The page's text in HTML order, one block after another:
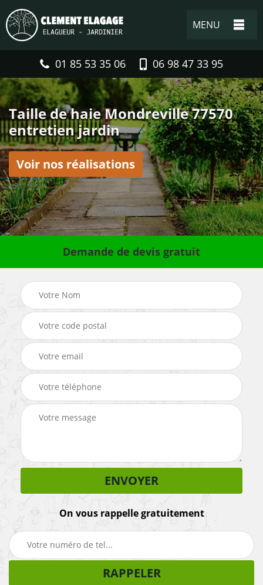
MENU
01 85 53 35 06 06 98 47 33 95
Taille de haie Mondreville 77570
entretien jardin
Voir nos réalisations
Demande de devis gratuit
On vous rappelle gratuitement